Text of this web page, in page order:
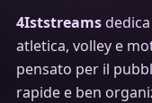
4Iststreams
atletica, volley e
pensato per il
rapide e ben